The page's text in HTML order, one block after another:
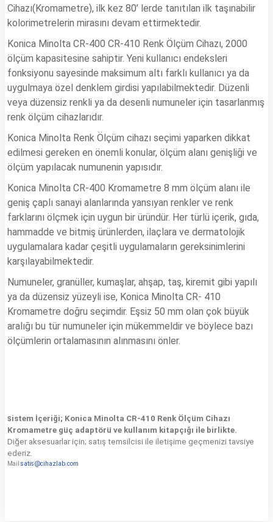
Cihazı(Kromametre), ilk kez 80’ lerde tanıtılan ilk taşınabilir
kolorimetrelerin mirasını devam ettirmektedir.
Konica Minolta CR-400 CR-410 Renk Ölçüm Cihazı, 2000
ölçüm kapasitesine sahiptir. Yeni kullanıcı endeksleri
fonksiyonu sayesinde maksimum altı farklı kullanıcı ya da
uygulmaya özel denklem girdisi yapılabilmektedir. Düzenli
veya düzensiz renkli ya da desenli numuneler için tasarlanmış
renk ölçüm cihazlarıdır.
Konica Minolta Renk Ölçüm cihazı seçimi yaparken dikkat
edilmesi gereken en önemli konular, ölçüm alanı genişliği ve
ölçüm yapılacak numunenin yapısıdır.
Konica Minolta CR-400 Kromametre 8 mm ölçüm alanı ile
geniş çaplı sanayi alanlarında yansıyan renkler ve renk
farklarını ölçmek için uygun bir üründür. Her türlü içerik, gıda,
hammadde ve bitmiş ürünlerden, ilaçlara ve dermatolojik
uygulamalara kadar çeşitli uygulamaların gereksinimlerini
karşılayabilmektedir.
Numuneler, granüller, kumaşlar, ahşap, taş, kiremit gibi yapılı
ya da düzensiz yüzeyli ise, Konica Minolta CR- 410
Kromametre doğru seçimdir. Eşsiz 50 mm olan çok büyük
aralığı bu tür numuneler için mükemmeldir ve böylece bazı
ölçümlerin ortalamasının alınmasını önler.
Sistem İçeriği; Konica Minolta CR-410 Renk Ölçüm Cihazı
Kromametre güç adaptörü ve kullanım kitapçığı ile birlikte.
Diğer aksesuarlar için; satış temsilcisi ile iletişime geçmenizi tavsiye
ederiz.
Mail :satis@cihazlab.com